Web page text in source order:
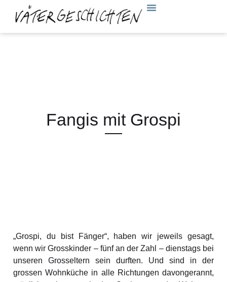
Fangis mit Grospi
„Grospi, du bist Fänger“, haben wir jeweils gesagt,
wenn wir Grosskinder – fünf an der Zahl – dienstags bei
unseren Grosseltern sein durften. Und sind in der
grossen Wohnküche in alle Richtungen davongerannt,